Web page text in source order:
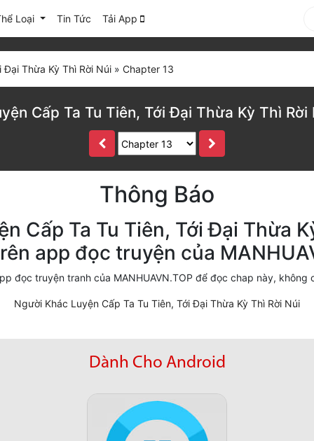
Loại Tin Tức Tải App
Thừa Kỳ Thì Rời Núi » Chapter 13
Cấp Ta Tu Tiên, Tới Đại Thừa Kỳ Thì Rời
Thông Báo
Cấp Ta Tu Tiên, Tới Đại Thừa
app đọc truyện của
đọc truyện tranh của MANHUAVN.TOP để đọc chap này, không
Người Khác Luyện Cấp Ta Tu Tiên, Tới Đại Thừa Kỳ Thì Rời Núi
Dành Cho Android